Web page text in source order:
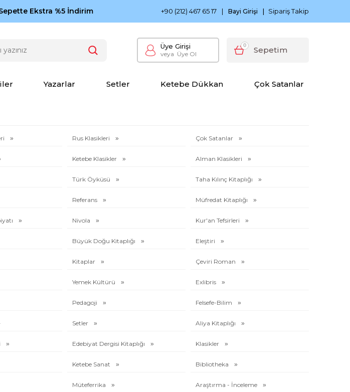
Cengiz Aytmatov 1500 TL ve Üzeri Siparişlerinizde Kargo Bedava
Ekstra %5 İndirim +90 (212) 467 65 17 | Bayi Girişi | Sipariş Takip
0 Sepetim
Üye Girişi
veya Üye Ol
Yazarlar Setler Ketebe Dükkan Çok Satanlar
Rus Klasikleri Çok Satanlar
Ketebe Klasikler Alman Klasikleri
Türk Öyküsü Taha Kılınç Kitaplığı
Referans Müfredat Kitaplığı
Nivola Kur'an Tefsirleri
Büyük Doğu Kitaplığı Eleştiri
Kitaplar Çeviri Roman
Yemek Kültürü Exlibris
Pedagoji Felsefe-Bilim
Setler Aliya Kitaplığı
Edebiyat Dergisi Kitaplığı Klasikler
Ketebe Sanat Bibliotheka
Müteferrika Araştırma - İnceleme